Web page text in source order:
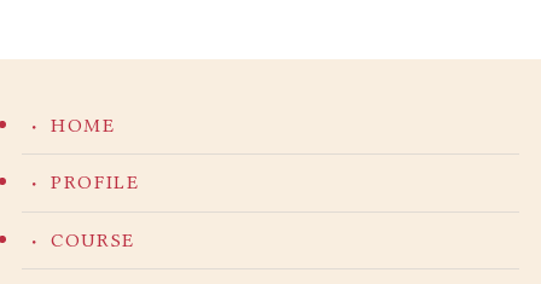
HOME
PROFILE
COURSE